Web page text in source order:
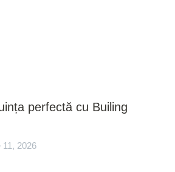
perfectă cu Builing
11, 2026